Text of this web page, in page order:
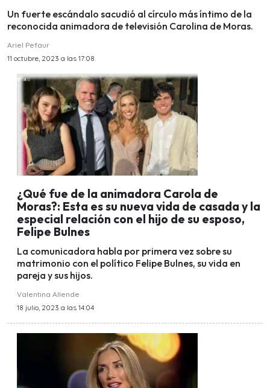
Un fuerte escándalo sacudió al círculo más íntimo de la
reconocida animadora de televisión Carolina de Moras.
Ariel Pefaur
11 octubre, 2023 a las 17:08
¿Qué fue de la animadora Carola de
Moras?: Esta es su nueva vida de casada y la
especial relación con el hijo de su esposo,
Felipe Bulnes
La comunicadora habla por primera vez sobre su
matrimonio con el político Felipe Bulnes, su vida en
pareja y sus hijos.
Valentina Allende
18 julio, 2023 a las 14:04